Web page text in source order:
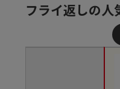
フライ返しの人